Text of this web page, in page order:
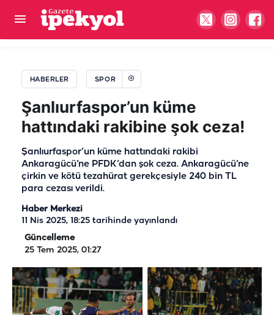
HABERLER SPOR
Şanlıurfaspor’un küme
hattındaki rakibine şok ceza!
Şanlıurfaspor’un küme hattındaki rakibi
Ankaragücü’ne PFDK’dan şok ceza. Ankaragücü’ne
çirkin ve kötü tezahürat gerekçesiyle 240 bin TL
para cezası verildi.
Haber Merkezi
11 Nis 2025, 18:25 tarihinde yayınlandı
Güncelleme
25 Tem 2025, 01:27
Şanlıurfaspor eski kaptanını yeniden renklerine